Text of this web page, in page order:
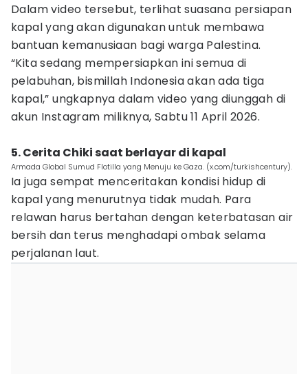
Dalam video tersebut, terlihat suasana persiapan
kapal yang akan digunakan untuk membawa
bantuan kemanusiaan bagi warga Palestina.
“Kita sedang mempersiapkan ini semua di
pelabuhan, bismillah Indonesia akan ada tiga
kapal,” ungkapnya dalam video yang diunggah di
akun Instagram miliknya, Sabtu 11 April 2026.
5. Cerita Chiki saat berlayar di kapal
Armada Global Sumud Flotilla yang Menuju ke Gaza. (x.com/turkishcentury).
Ia juga sempat menceritakan kondisi hidup di
kapal yang menurutnya tidak mudah. Para
relawan harus bertahan dengan keterbatasan air
bersih dan terus menghadapi ombak selama
perjalanan laut.